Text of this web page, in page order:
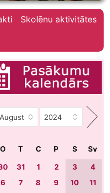
Skolēnu aktivitātes
O T C P S
Sv
31 1 2 3
4
6 7 8 9 10
11